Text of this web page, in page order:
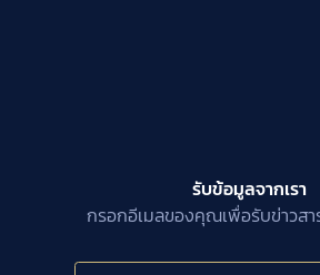
รับข้อมูลจากเรา
กรอกอีเมลของคุณเพื่อรับข่าวสา